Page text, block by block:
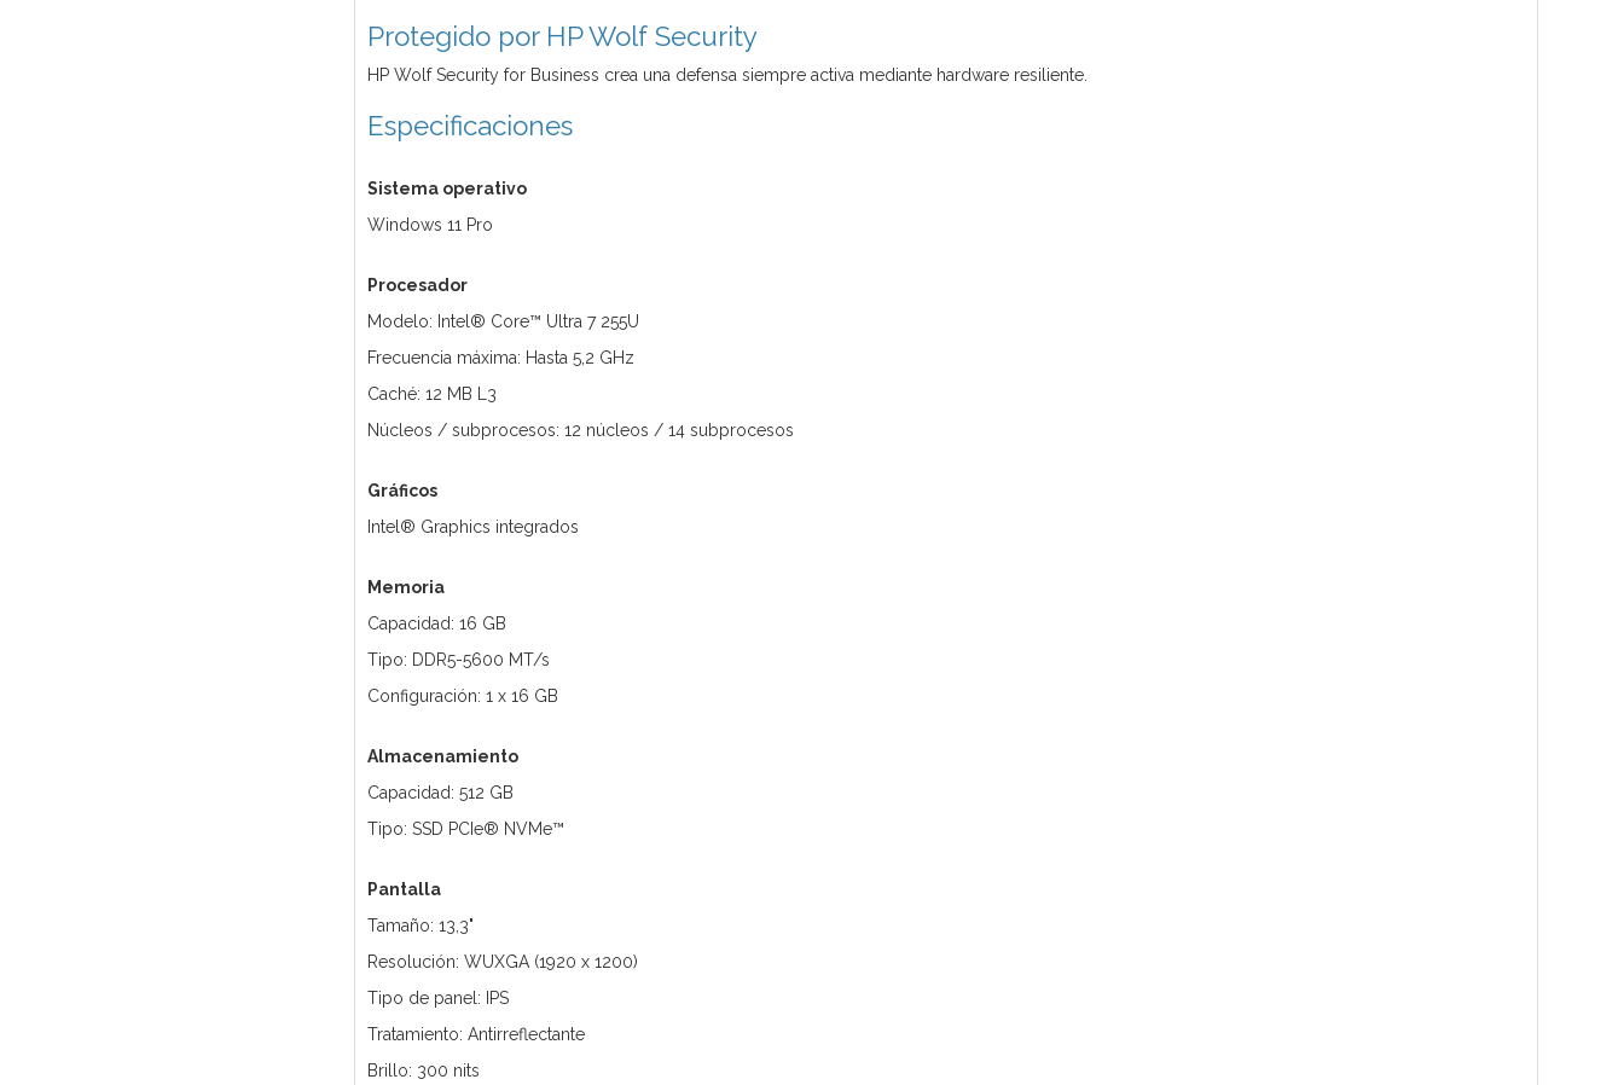
Protegido por HP Wolf Security
HP Wolf Security for Business crea una defensa siempre activa mediante hardware resiliente.
Especificaciones
Sistema operativo
Windows 11 Pro
Procesador
Modelo: Intel® Core™ Ultra 7 255U
Frecuencia máxima: Hasta 5,2 GHz
Caché: 12 MB L3
Núcleos / subprocesos: 12 núcleos / 14 subprocesos
Gráficos
Intel® Graphics integrados
Memoria
Capacidad: 16 GB
Tipo: DDR5-5600 MT/s
Configuración: 1 x 16 GB
Almacenamiento
Capacidad: 512 GB
Tipo: SSD PCIe® NVMe™
Pantalla
Tamaño: 13,3"
Resolución: WUXGA (1920 x 1200)
Tipo de panel: IPS
Tratamiento: Antirreflectante
Brillo: 300 nits